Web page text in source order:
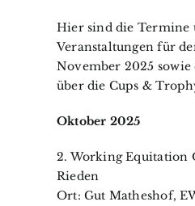
Hier sind die Termine
Veranstaltungen für
November 2025
über die Cups &
Oktober 2025
2. Working Equitation
Rieden
Ort: Gut Matheshof,